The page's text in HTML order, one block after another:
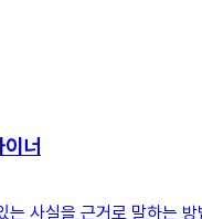
너
사실을 근거로 말하는